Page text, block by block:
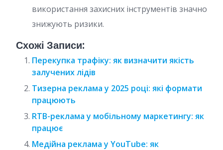
використання захисних інструментів значно
знижують ризики.
Схожі Записи:
Перекупка трафіку: як визначити якість
залучених лідів
Тизерна реклама у 2025 році: які формати
працюють
RTB-реклама у мобільному маркетингу: як
працює
Медійна реклама у YouTube: як